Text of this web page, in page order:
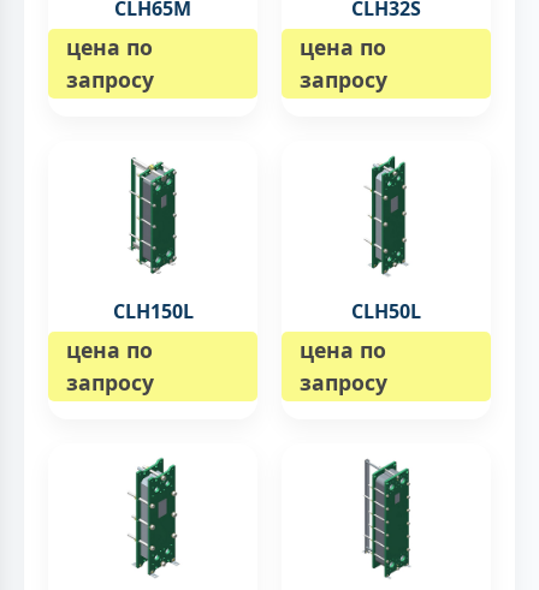
CLH65M
цена по
запросу
CLH32S
цена по
запросу
CLH150L
цена по
запросу
CLH50L
цена по
запросу